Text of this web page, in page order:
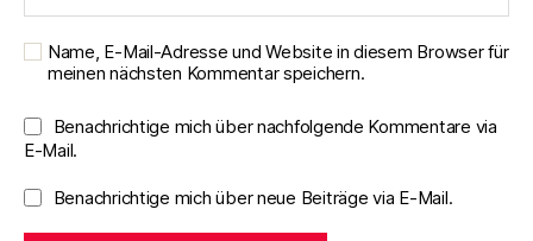
Name, E-Mail-Adresse und Website in diesem Browser für
meinen nächsten Kommentar speichern.
Benachrichtige mich über nachfolgende Kommentare via
E-Mail.
Benachrichtige mich über neue Beiträge via E-Mail.